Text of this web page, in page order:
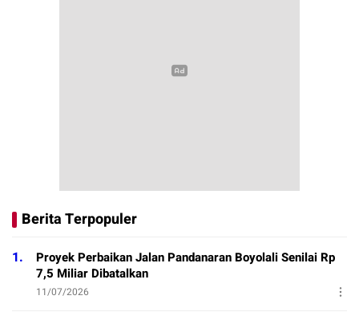
Berita Terpopuler
1.
Proyek Perbaikan Jalan Pandanaran Boyolali Senilai Rp
7,5 Miliar Dibatalkan
11/07/2026